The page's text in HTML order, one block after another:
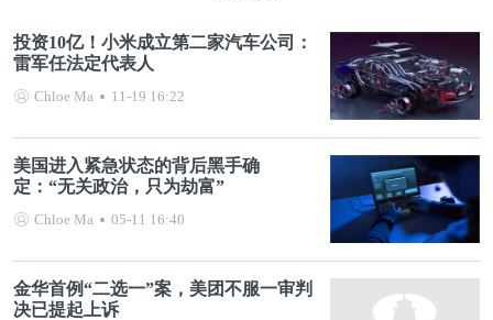
投资10亿！小米成立第二家汽车公司：
雷军任法定代表人
Chloe Ma 11-19 16:22
美国进入紧急状态的背后黑手确
定：“无关政治，只为劫富”
Chloe Ma 05-11 16:40
金华首例“二选一”案，美团不服一审判
决已提起上诉